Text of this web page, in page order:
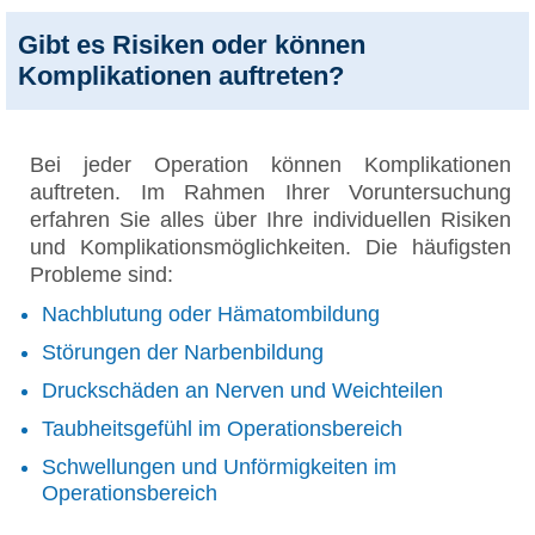
Gibt es Risiken oder können
Komplikationen auftreten?
Bei jeder Operation können Komplikationen
auftreten. Im Rahmen Ihrer Voruntersuchung
erfahren Sie alles über Ihre individuellen Risiken
und Komplikationsmöglichkeiten. Die häufigsten
Probleme sind:
Nachblutung oder Hämatombildung
Störungen der Narbenbildung
Druckschäden an Nerven und Weichteilen
Taubheitsgefühl im Operationsbereich
Schwellungen und Unförmigkeiten im
Operationsbereich